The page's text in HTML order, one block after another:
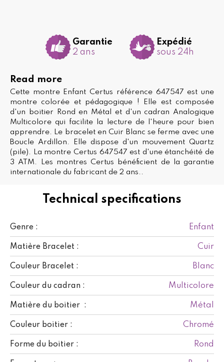
Technical specifications
Genre : Enfant
Matière Bracelet : Cuir
Couleur Bracelet : Blanc
Couleur du cadran : Multicolore
Matière du boitier : Métal
Couleur boitier : Chromé
Forme du boitier : Rond
Garantie
2 ans
Expédié
sous 24h
Read more
Cette montre Enfant Certus référence 647547 est une
montre colorée et pédagogique ! Elle est composée
d'un boitier Rond en Métal et d'un cadran Analogique
Multicolore qui facilite la lecture de l'heure pour bien
apprendre. Le bracelet en Cuir Blanc se ferme avec une
Boucle Ardillon. Elle dispose d'un mouvement Quartz
(pile). La montre Certus 647547 est d'une étanchéité de
3 ATM. Les montres Certus bénéficient de la garantie
internationale du fabricant de 2 ans..